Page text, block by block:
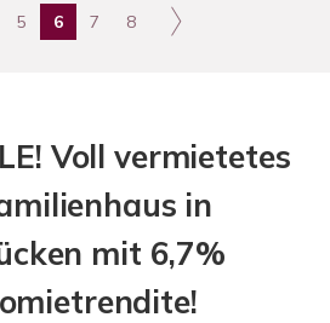
5 6 7 8
Voll vermietetes
in
mit 6,7%